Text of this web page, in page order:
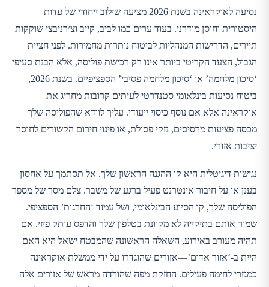
נסיעה לאוקראינה בשנת 2026 מציעה שילוב ייחודי של עדות
היסטורית וחוסן מודרני. בעוד ערים כמו לביב, קייב וצ׳רניבצי שוקקות
תיירים, הדרישות המנהליות לביטוח נותרות מחמירות. לפני חציית
הגבול, הצעד הקריטי ביותר אינו רק רכישת פוליסה, אלא הבנת סעיפי
‘סיכון מלחמה’ או ‘סיכון מלחמה פסיבי’ הספציפיים. בשנת 2026,
ביטוח נסיעות בינלאומי סטנדרטי לעיתים קרובות מחריג את
אוקראינה אלא אם נוסף כיסוי ייעודי. עליך לוודא שהפוליסה שלך
מכסה פציעות מרסיסים, נזקי פסולת, או פינוי חירום הקשורים לחוסר
יציבות אזורי.
נגישות דיגיטלית היא קו ההגנה הראשון שלך. אל תסתמך על אחסון
בענן או על חיבור אינטרנט פעיל ברגע של משבר. צלם מסך של מספר
הפוליסה שלך, קו הסיוע הבינלאומי, ושל עמוד ‘החרגות’ הספציפי.
שמור אותם בתיקייה לא מקוונת בטלפון שלך והדפס עותק פיזי. אם
תהיה מעורב באירוע, השאלה הראשונה שהמבטח ישאל היא האם
היית ב-‘אזור אדום’—אזורים שהוגדרו על ידי ממשלת אוקראינה
כמגזרי לחימה פעילים. החזקת מפה שהורדה מראש של אזורים אלה